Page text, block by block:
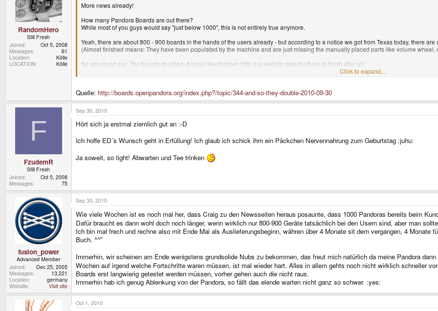
RandomHero
Still Fresh
Joined
Oct 5, 2008
Messages
61
Location
Kölle
LOCATION
Kölle
More news already!
How many Pandora Boards are out there?
While most of you guys would say "just below 1000", this is not entirely true anymore.
Yeah, there are about 800 - 900 boards in the hands of the users already - but according to a notice we got from Texas today, there
(Almost finished means: They have been populated by the machine and are just missing the manually placed parts like volume wheel,
So you could say: The boards doubled. It looks like October 18th is a realistic date for them to finish after all!
Cases finished, boards on a good way - what's left is the nubs.
To squeeze the most out of them, they are also trying a way more sturdy, high-grade automotive silicone material.
However, that material needed to be ordered - and won't be there until sometime next week (we don't know for sure when yet, but
So on the downside, it still takes a bit longer - but on the other side, it means that the quality of the nubs should be top-notch!
You guys waited so long, you don't deserve nubs that fail after a few weeks!
And be honest: Do you rather want to wait a bit longer and get proper nubs or get your unit NOW the flakey ones? (be careful what
Of course, we'll make sure to have everything prepared when the nubs are finished to get the Pandoras as fast as possible out to you.
If everything is prepared, we can assemble 200 units per day.
Click to expand...
Quelle: http://boards.openpandora.org/index.php?/topic/344-and-so-they-double-2010-09-30
F
FzudemR
Still Fresh
Joined
Oct 5, 2008
Messages
75
Sep 30, 2010
Hört sich ja erstmal ziemlich gut an :-D
Ich hoffe ED´s Wunsch geht in Erfüllung! Ich glaub ich schick ihm ein Päckchen Nervennahrung zum Geburtstag :juhu:
Ja soweit, so tight! Abwarten und Tee trinken
fusion_power
Advanced Member
Joined
Dec 25, 2005
Messages
13,221
Location
germany
Website
Visit site
Sep 30, 2010
Wie viele Wochen ist es noch mal her, dass Craig zu den Newsseiten heraus posaunte, dass 1000 Pandoras bereits beim
Dafür braucht es dann wohl doch noch länger, wenn wirklich nur 800-900 Geräte tatsächlich bei den Usern sind, aber man
Ich bin mal frech und rechne also mit Ende Mai als Auslieferungsbeginn, währen über 4 Monate sit dem vergangen, 4 Monate
Buch. ^^"
Immerhin, wir scheinen am Ende wenigstens grundsolide Nubs zu bekommen, das freut mich natürlich da meine Pandora
Wochen auf irgend welche Fortschritte waren müssen, ist mal wieder hart. Alles in allem gehts noch nicht wirklich schneller
Boards erst langwierig getestet werden müssen, vorher gehen auch die nicht raus.
Immerhin hab ich genug Ablenkung von der Pandora, so fällt das elende warten nicht ganz so schwer. :yes:
Oct 1, 2010